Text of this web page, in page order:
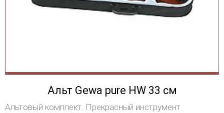
Альт Gewa pure HW 33 см
Альтовый комплект. Прекрасный инструмент